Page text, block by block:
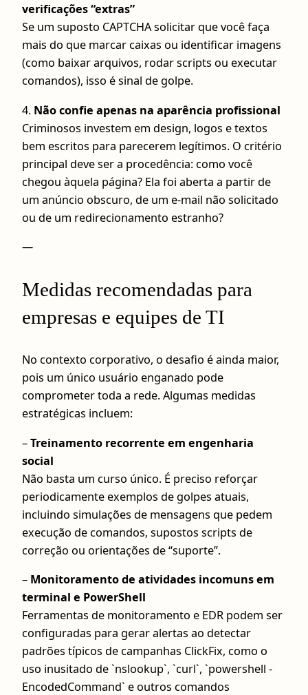
verificações “extras”
Se um suposto CAPTCHA solicitar que você faça
mais do que marcar caixas ou identificar imagens
(como baixar arquivos, rodar scripts ou executar
comandos), isso é sinal de golpe.
4. Não confie apenas na aparência profissional
Criminosos investem em design, logos e textos
bem escritos para parecerem legítimos. O critério
principal deve ser a procedência: como você
chegou àquela página? Ela foi aberta a partir de
um anúncio obscuro, de um e-mail não solicitado
ou de um redirecionamento estranho?
—
Medidas recomendadas para
empresas e equipes de TI
No contexto corporativo, o desafio é ainda maior,
pois um único usuário enganado pode
comprometer toda a rede. Algumas medidas
estratégicas incluem:
–Treinamento recorrente em engenharia
social
Não basta um curso único. É preciso reforçar
periodicamente exemplos de golpes atuais,
incluindo simulações de mensagens que pedem
execução de comandos, supostos scripts de
correção ou orientações de “suporte”.
– Monitoramento de atividades incomuns em
terminal e PowerShell
Ferramentas de monitoramento e EDR podem ser
configuradas para gerar alertas ao detectar
padrões típicos de campanhas ClickFix, como o
uso inusitado de `nslookup`, `curl`, `powershell -
EncodedCommand` e outros comandos